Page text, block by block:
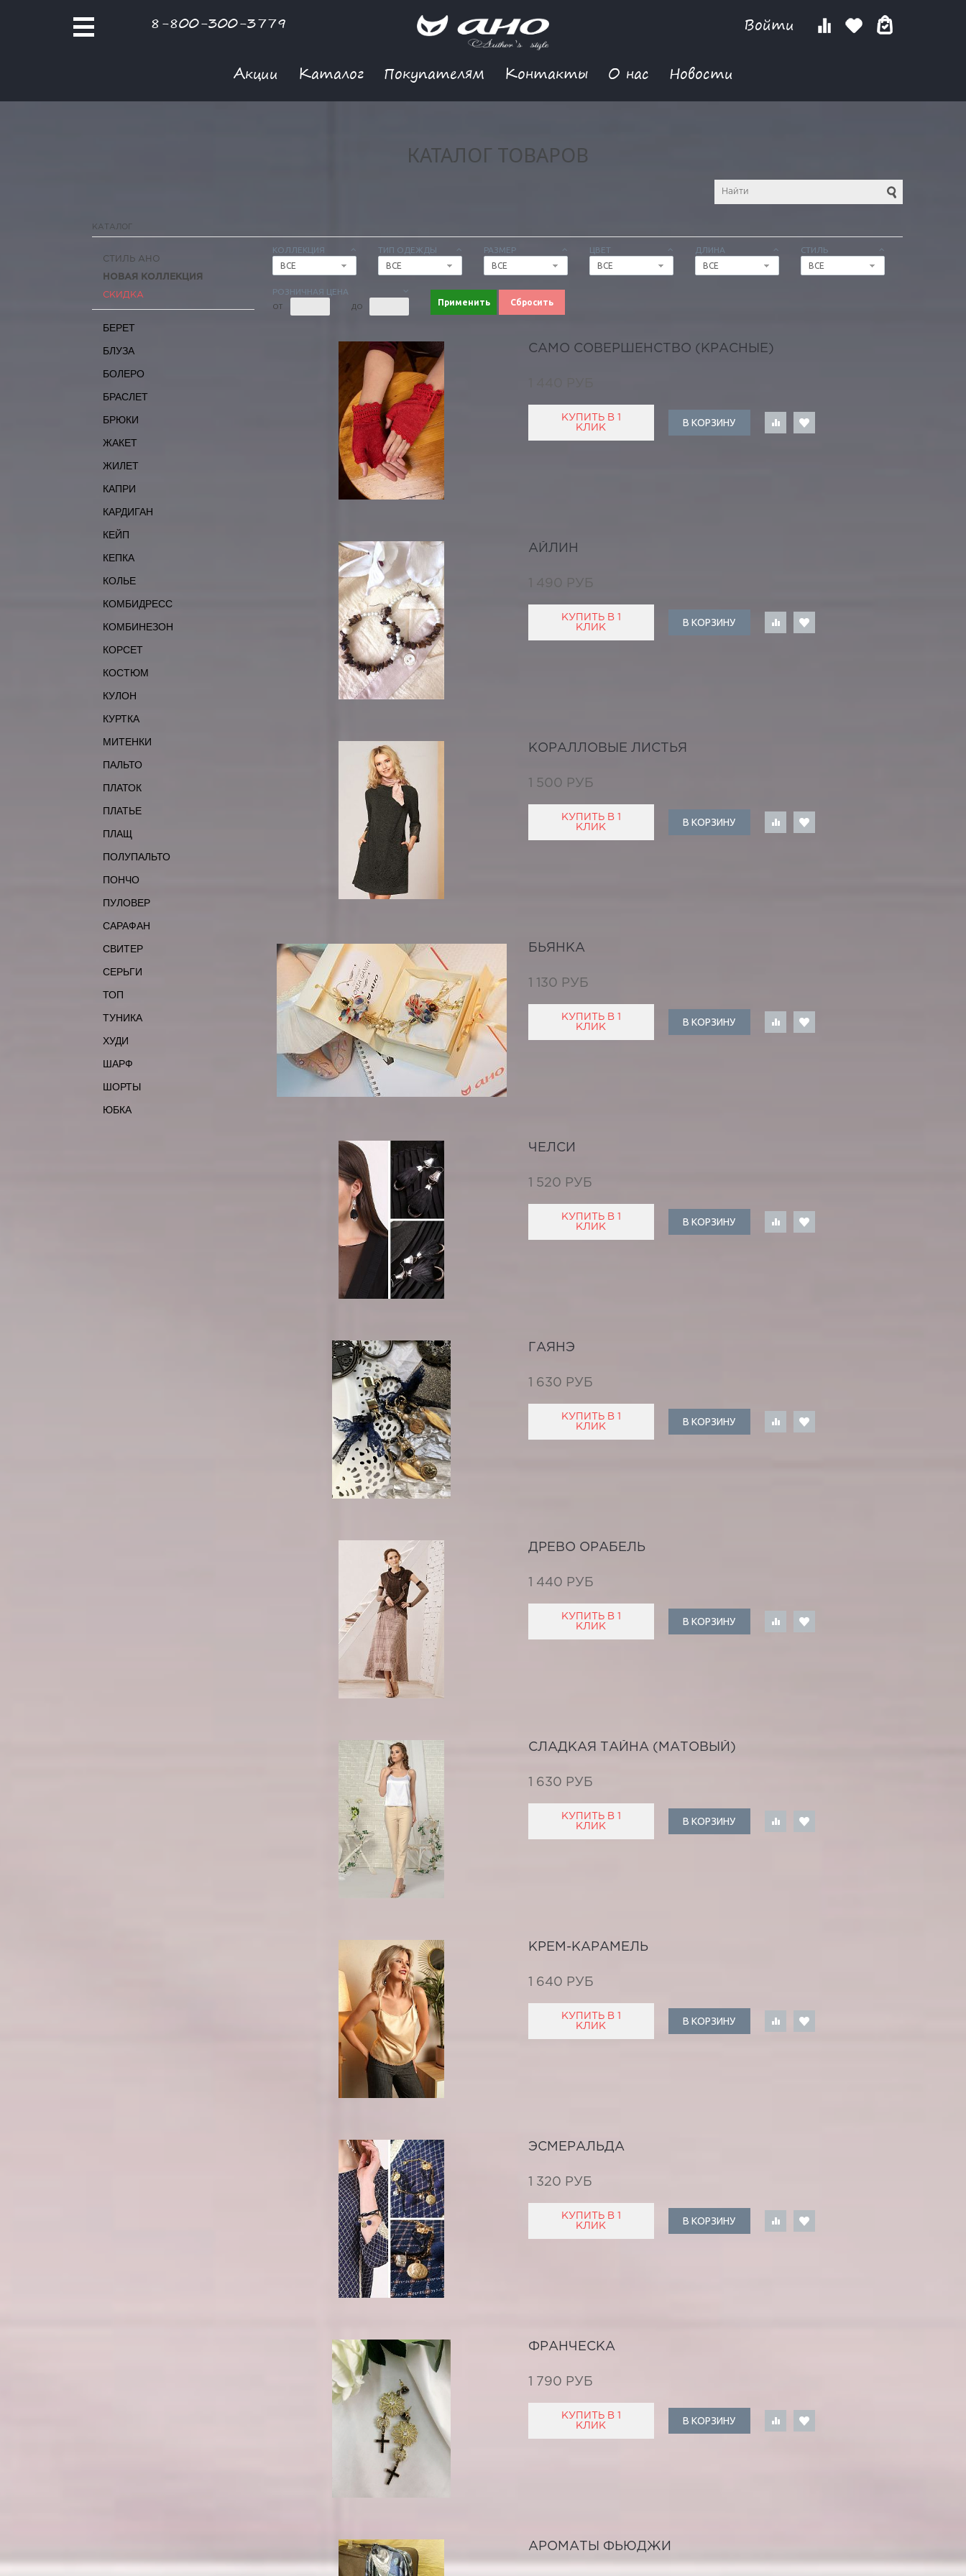
8-800-300-3779 Войти
Акции Каталог Покупателям Контакты О нас Новости
КАТАЛОГ ТОВАРОВ
КАТАЛОГ
КОЛЛЕКЦИЯ
ВСЕ
ТИП ОДЕЖДЫ
ВСЕ
РАЗМЕР
ВСЕ
ЦВЕТ
ВСЕ
ДЛИНА
ВСЕ
СТИЛЬ
ВСЕ
РОЗНИЧНАЯ ЦЕНА
ОТ ДО Применить Сбросить
СТИЛЬ АНО
НОВАЯ КОЛЛЕКЦИЯ
СКИДКА
БЕРЕТ
БЛУЗА
БОЛЕРО
БРАСЛЕТ
БРЮКИ
ЖАКЕТ
ЖИЛЕТ
КАПРИ
КАРДИГАН
КЕЙП
КЕПКА
КОЛЬЕ
КОМБИДРЕСС
КОМБИНЕЗОН
КОРСЕТ
КОСТЮМ
КУЛОН
КУРТКА
МИТЕНКИ
ПАЛЬТО
ПЛАТОК
ПЛАТЬЕ
ПЛАЩ
ПОЛУПАЛЬТО
ПОНЧО
ПУЛОВЕР
САРАФАН
СВИТЕР
СЕРЬГИ
ТОП
ТУНИКА
ХУДИ
ШАРФ
ШОРТЫ
ЮБКА
САМО СОВЕРШЕНСТВО (КРАСНЫЕ)
КУПИТЬ В 1
КЛИК
В КОРЗИНУ
АЙЛИН
1 490 РУБ
КУПИТЬ В 1
КЛИК
В КОРЗИНУ
КОРАЛЛОВЫЕ ЛИСТЬЯ
1 500 РУБ
КУПИТЬ В 1
КЛИК
В КОРЗИНУ
БЬЯНКА
1 130 РУБ
КУПИТЬ В 1
КЛИК
В КОРЗИНУ
ЧЕЛСИ
1 520 РУБ
КУПИТЬ В 1
КЛИК
В КОРЗИНУ
ГАЯНЭ
1 630 РУБ
КУПИТЬ В 1
КЛИК
В КОРЗИНУ
ДРЕВО ОРАБЕЛЬ
1 440 РУБ
КУПИТЬ В 1
КЛИК
В КОРЗИНУ
СЛАДКАЯ ТАЙНА (МАТОВЫЙ)
1 630 РУБ
КУПИТЬ В 1
КЛИК
В КОРЗИНУ
КРЕМ-КАРАМЕЛЬ
1 640 РУБ
КУПИТЬ В 1
КЛИК
В КОРЗИНУ
ЭСМЕРАЛЬДА
1 320 РУБ
КУПИТЬ В 1
КЛИК
В КОРЗИНУ
ФРАНЧЕСКА
1 790 РУБ
КУПИТЬ В 1
КЛИК
В КОРЗИНУ
АРОМАТЫ ФЬЮДЖИ